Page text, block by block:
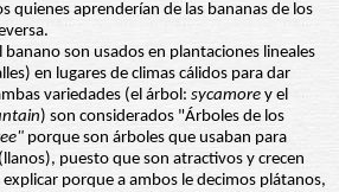
quienes aprenderían de las bananas de los
banano son usados en plantaciones lineales
en lugares de climas cálidos para dar
variedades (el árbol: sycamore y el
) son considerados "Árboles de los
porque son árboles que usaban para
puesto que son atractivos y crecen
porque a ambos le decimos plátanos,